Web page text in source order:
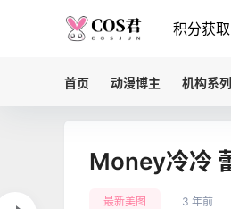
积分获取
首页 动漫博主 机构系列
Money冷冷
最新美图 3 年前